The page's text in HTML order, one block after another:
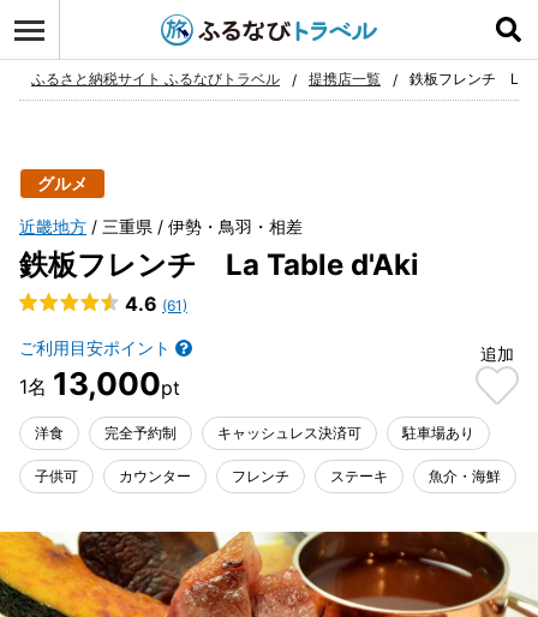
お気に入り
ふるさと納税サイト ふるなびトラベル 提携店一覧 鉄板フレンチ La
グルメ
近畿地方 三重県 伊勢・鳥羽・相差
鉄板フレンチ La Table d'Aki
4.6 (61)
ご利用目安ポイント
13,000
追加
洋食 完全予約制 キャッシュレス決済可 駐車場あり
子供可 カウンター フレンチ ステーキ 魚介・海鮮